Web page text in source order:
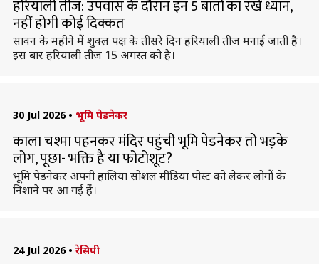
हरियाली तीज: उपवास के दौरान इन 5 बातों का रखें ध्यान,
नहीं होगी कोई दिक्कत
सावन के महीने में शुक्ल पक्ष के तीसरे दिन हरियाली तीज मनाई जाती है।
इस बार हरियाली तीज 15 अगस्त को है।
30 Jul 2026 • भूमि पेडनेकर
काला चश्मा पहनकर मंदिर पहुंची भूमि पेडनेकर तो भड़के
लोग, पूछा- भक्ति है या फोटोशूट?
भूमि पेडनेकर अपनी हालिया सोशल मीडिया पोस्ट को लेकर लोगों के
निशाने पर आ गई हैं।
24 Jul 2026 • रेसिपी